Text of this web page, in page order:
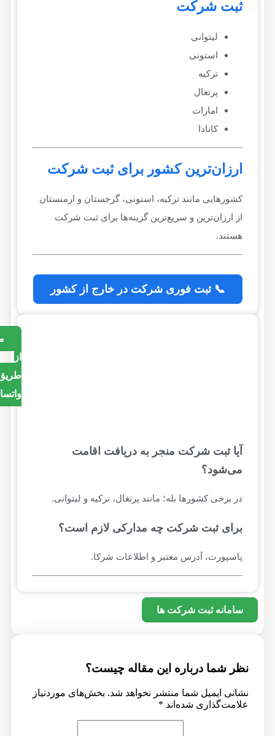
ثبت شرکت
لیتوانی
استونی
ترکیه
پرتغال
امارات
کانادا
ارزان‌ترین کشور برای ثبت شرکت
کشورهایی مانند ترکیه، استونی، گرجستان و ارمنستان
از ارزان‌ترین و سریع‌ترین گزینه‌ها برای ثبت شرکت
📞 ثبت فوری شرکت در خارج از کشور
مشاوره
واتساپ
آیا ثبت شرکت منجر به دریافت اقامت
می‌شود؟
در برخی کشورها بله؛ مانند پرتغال، ترکیه و لیتوانی.
برای ثبت شرکت چه مدارکی لازم است؟
پاسپورت، آدرس معتبر و اطلاعات شرکا.
سامانه ثبت شرکت ها
شما درباره این مقاله چیست؟
ایمیل شما منتشر نخواهد شد. بخش‌های موردنیاز
شده‌اند*